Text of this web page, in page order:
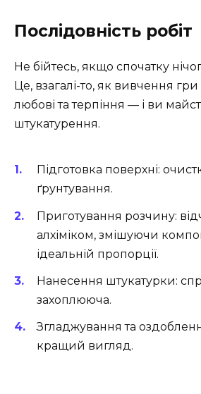
Послідовність робіт
Не бійтесь, якщо спочатку
Це, взагалі-то, як вивчення гри
любові та терпіння — і ви
штукатурення.
Підготовка поверхні:
ґрунтування.
Приготування розчину:
алхіміком, змішуючи
ідеальній пропорції.
Нанесення штукатурки:
захоплююча.
Згладжування та
кращий вигляд.